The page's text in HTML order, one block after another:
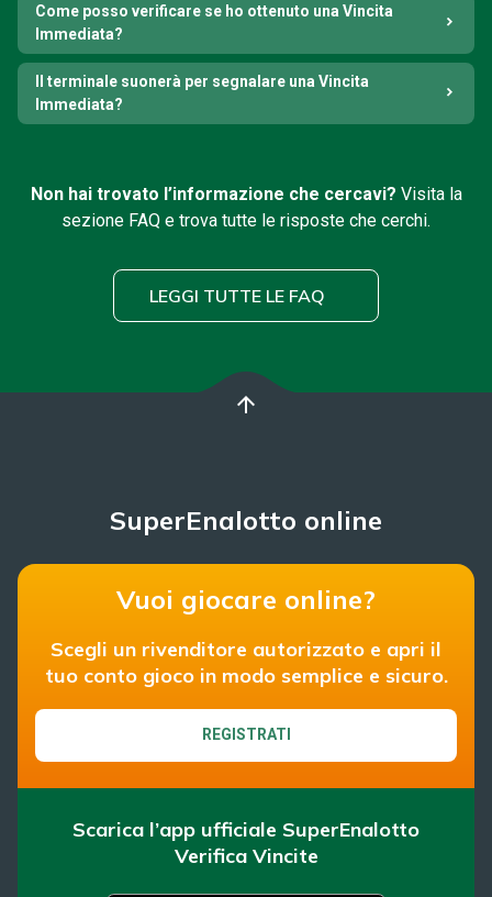
Come posso verificare se ho ottenuto una Vincita
Immediata?
Il terminale suonerà per segnalare una Vincita
Immediata?
Non hai trovato l’informazione che cercavi? Visita la
sezione FAQ e trova tutte le risposte che cerchi.
LEGGI TUTTE LE FAQ
arrow_upward
SuperEnalotto online
Vuoi giocare online?
Scegli un rivenditore autorizzato e apri il
tuo conto gioco in modo semplice e sicuro.
REGISTRATI
Scarica l’app ufficiale SuperEnalotto
Verifica Vincite